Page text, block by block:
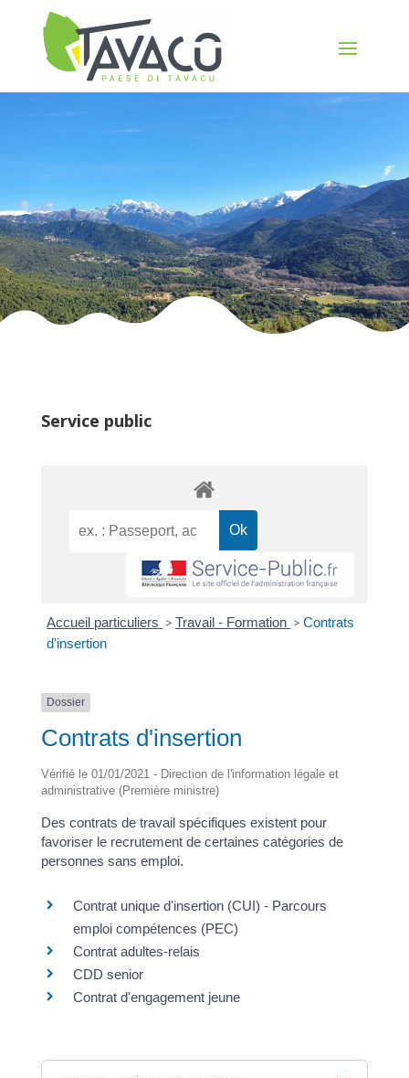
Service public
Accueil particuliers > Travail - Formation > Contrats
d'insertion
Dossier
Contrats d'insertion
Vérifié le 01/01/2021 - Direction de l'information légale et
administrative (Première ministre)
Des contrats de travail spécifiques existent pour
favoriser le recrutement de certaines catégories de
personnes sans emploi.
Contrat unique d'insertion (CUI) - Parcours
emploi compétences (PEC)
Contrat adultes-relais
CDD senior
Contrat d'engagement jeune